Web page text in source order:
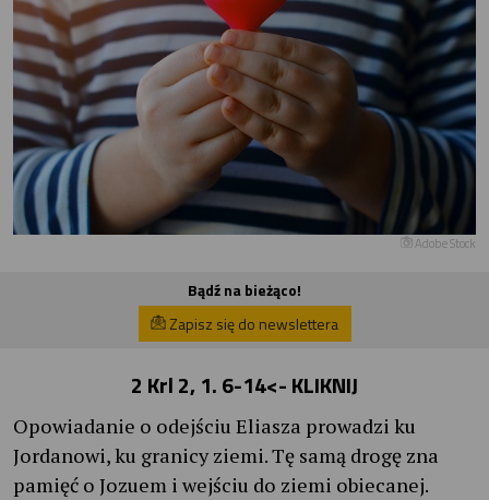
Adobe Stock
Bądź na bieżąco!
Zapisz się do newslettera
2 Krl 2, 1. 6-14<- KLIKNIJ
Opowiadanie o odejściu Eliasza prowadzi ku
Jordanowi, ku granicy ziemi. Tę samą drogę zna
pamięć o Jozuem i wejściu do ziemi obiecanej.